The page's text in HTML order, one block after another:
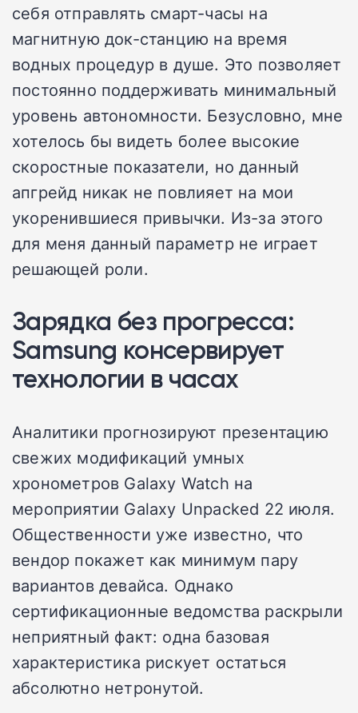
себя отправлять смарт-часы на
магнитную док-станцию на время
водных процедур в душе. Это позволяет
постоянно поддерживать минимальный
уровень автономности. Безусловно, мне
хотелось бы видеть более высокие
скоростные показатели, но данный
апгрейд никак не повлияет на мои
укоренившиеся привычки. Из-за этого
для меня данный параметр не играет
решающей роли.
Зарядка без прогресса:
Samsung консервирует
технологии в часах
Аналитики прогнозируют презентацию
свежих модификаций умных
хронометров Galaxy Watch на
мероприятии Galaxy Unpacked 22 июля.
Общественности уже известно, что
вендор покажет как минимум пару
вариантов девайса. Однако
сертификационные ведомства раскрыли
неприятный факт: одна базовая
характеристика рискует остаться
абсолютно нетронутой.